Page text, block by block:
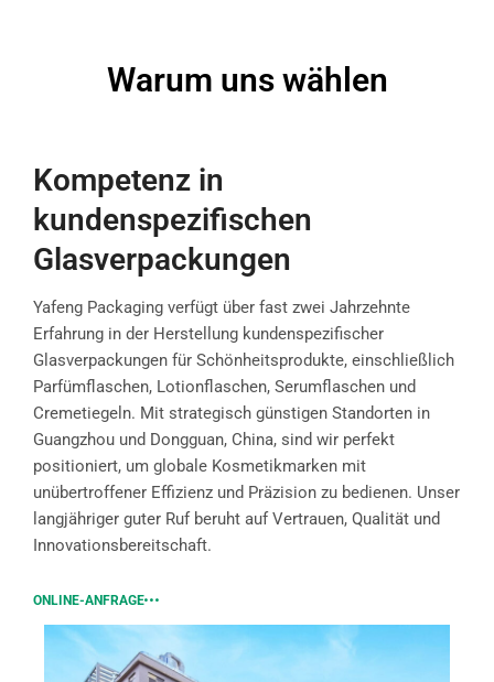
Warum uns wählen
Kompetenz in
kundenspezifischen
Glasverpackungen
Yafeng Packaging verfügt über fast zwei Jahrzehnte
Erfahrung in der Herstellung kundenspezifischer
Glasverpackungen für Schönheitsprodukte, einschließlich
Parfümflaschen, Lotionflaschen, Serumflaschen und
Cremetiegeln. Mit strategisch günstigen Standorten in
Guangzhou und Dongguan, China, sind wir perfekt
positioniert, um globale Kosmetikmarken mit
unübertroffener Effizienz und Präzision zu bedienen. Unser
langjähriger guter Ruf beruht auf Vertrauen, Qualität und
Innovationsbereitschaft.
ONLINE-ANFRAGE